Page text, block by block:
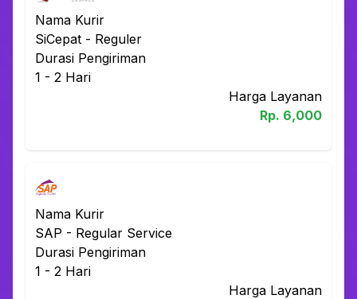
Nama Kurir
SiCepat - Reguler
Durasi Pengiriman
1 - 2 Hari
Harga Layanan
Rp. 6,000
Nama Kurir
SAP - Regular Service
Durasi Pengiriman
1 - 2 Hari
Harga Layanan